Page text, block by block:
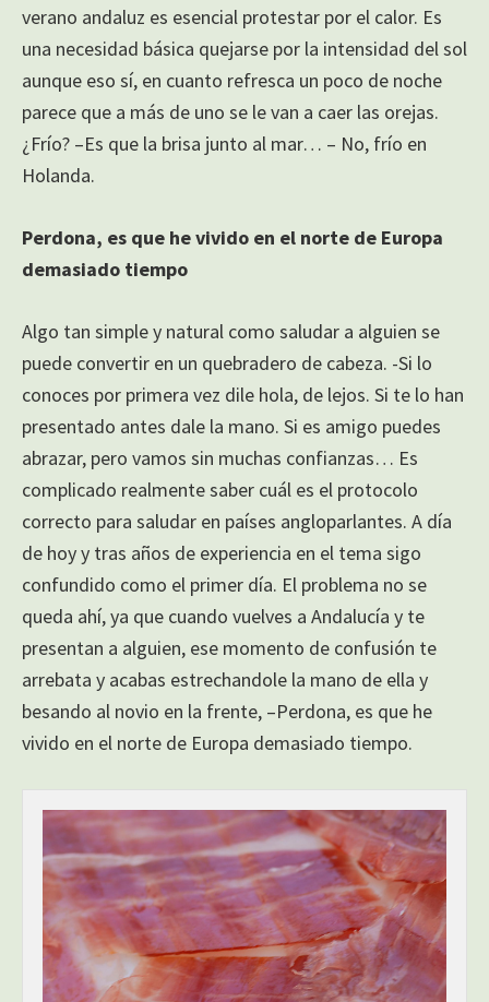
verano andaluz es esencial protestar por el calor. Es
una necesidad básica quejarse por la intensidad del sol
aunque eso sí, en cuanto refresca un poco de noche
parece que a más de uno se le van a caer las orejas.
¿Frío? –Es que la brisa junto al mar… – No, frío en
Holanda.
Perdona, es que he vivido en el norte de Europa
demasiado tiempo
Algo tan simple y natural como saludar a alguien se
puede convertir en un quebradero de cabeza. -Si lo
conoces por primera vez dile hola, de lejos. Si te lo han
presentado antes dale la mano. Si es amigo puedes
abrazar, pero vamos sin muchas confianzas… Es
complicado realmente saber cuál es el protocolo
correcto para saludar en países angloparlantes. A día
de hoy y tras años de experiencia en el tema sigo
confundido como el primer día. El problema no se
queda ahí, ya que cuando vuelves a Andalucía y te
presentan a alguien, ese momento de confusión te
arrebata y acabas estrechandole la mano de ella y
besando al novio en la frente, –Perdona, es que he
vivido en el norte de Europa demasiado tiempo.